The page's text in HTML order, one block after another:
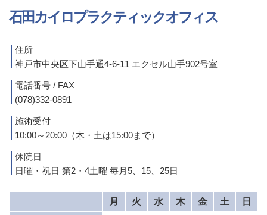
石田カイロプラクティックオフィス
住所
神戸市中央区下山手通4-6-11 エクセル山手902号室
電話番号 / FAX
(078)332-0891
施術受付
10:00～20:00（木・土は15:00まで）
休院日
日曜・祝日 第2・4土曜 毎月5、15、25日
月 火 水 木 金 土
日